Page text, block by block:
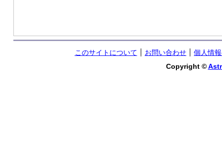
このサイトについて お問い合わせ
個人情
Copyright ©